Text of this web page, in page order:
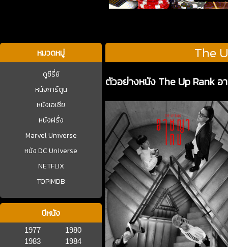
หมวดหมู่
ดูซีรี่ย์
หนังการ์ตูน
หนังเอเชีย
หนังฝรั่ง
Marvel Universe
หนัง DC Universe
NETFLIX
TOPIMDB
ปีหนัง
1977
1980
1983
1984
The
ตัวอย่างหนัง The Up Rank